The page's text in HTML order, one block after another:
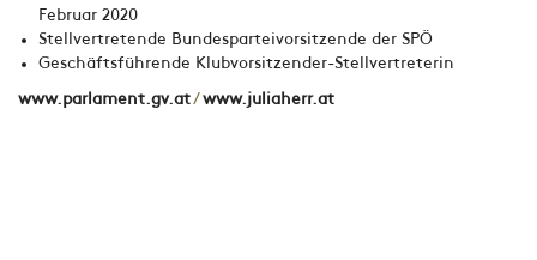
Februar 2020
Stellvertretende Bundesparteivorsitzende der SPÖ
Geschäftsführende Klubvorsitzender-Stellvertreterin
www.parlament.gv.at/www.juliaherr.at